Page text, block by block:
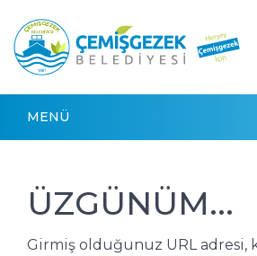
MENÜ
ÜZGÜNÜM...
Girmiş olduğunuz URL adresi,